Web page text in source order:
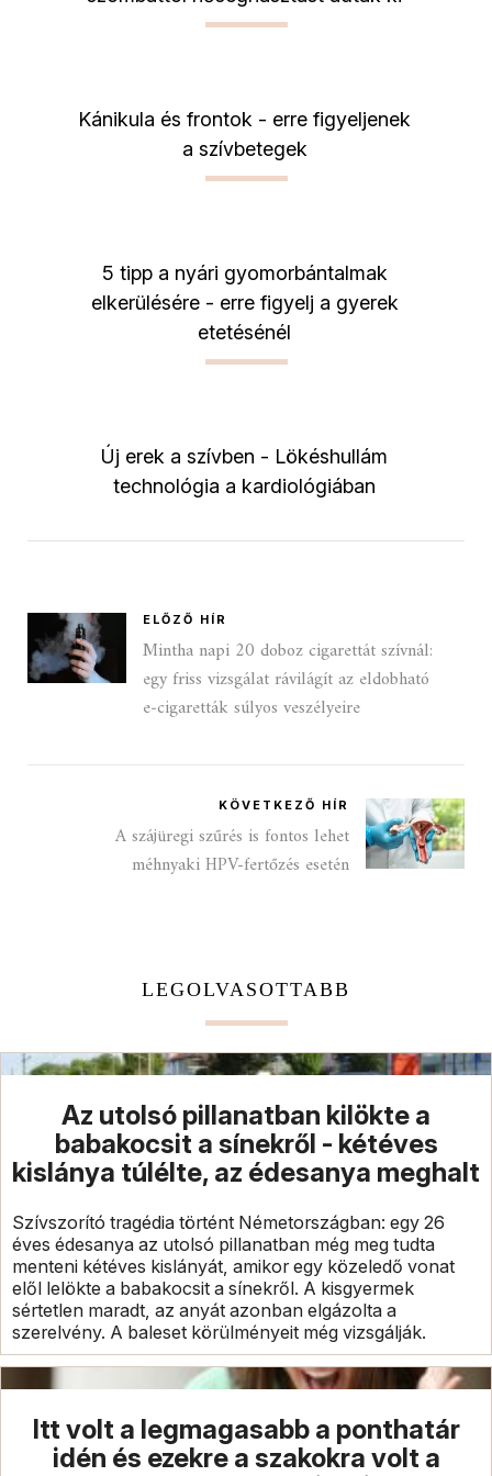
Kánikula és frontok - erre figyeljenek
a szívbetegek
5 tipp a nyári gyomorbántalmak
elkerülésére - erre figyelj a gyerek
etetésénél
Új erek a szívben - Lökéshullám
technológia a kardiológiában
ELŐZŐ HÍR
Mintha napi 20 doboz cigarettát szívnál:
egy friss vizsgálat rávilágít az eldobható
e‑cigaretták súlyos veszélyeire
KÖVETKEZŐ HÍR
A szájüregi szűrés is fontos lehet
méhnyaki HPV-fertőzés esetén
LEGOLVASOTTABB
Az utolsó pillanatban kilökte a
babakocsit a sínekről - kétéves
kislánya túlélte, az édesanya meghalt
Szívszorító tragédia történt Németországban: egy 26
éves édesanya az utolsó pillanatban még meg tudta
menteni kétéves kislányát, amikor egy közeledő vonat
elől lelökte a babakocsit a sínekről. A kisgyermek
sértetlen maradt, az anyát azonban elgázolta a
szerelvény. A baleset körülményeit még vizsgálják.
Itt volt a legmagasabb a ponthatár
idén és ezekre a szakokra volt a